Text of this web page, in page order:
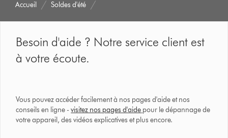
Accueil Soldes d'été
Besoin d'aide ? Notre service client est
à votre écoute.
Vous pouvez accéder facilement à nos pages d'aide et nos
conseils en ligne -visitez nos pages d'aide pour le dépannage de
votre appareil, des vidéos explicatives et plus encore.